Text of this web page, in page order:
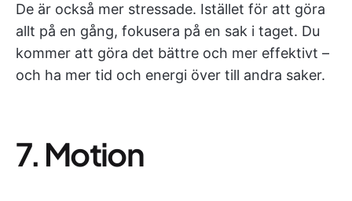
De är också mer stressade. Istället för att göra
allt på en gång, fokusera på en sak i taget. Du
kommer att göra det bättre och mer effektivt –
och ha mer tid och energi över till andra saker.
7. Motion